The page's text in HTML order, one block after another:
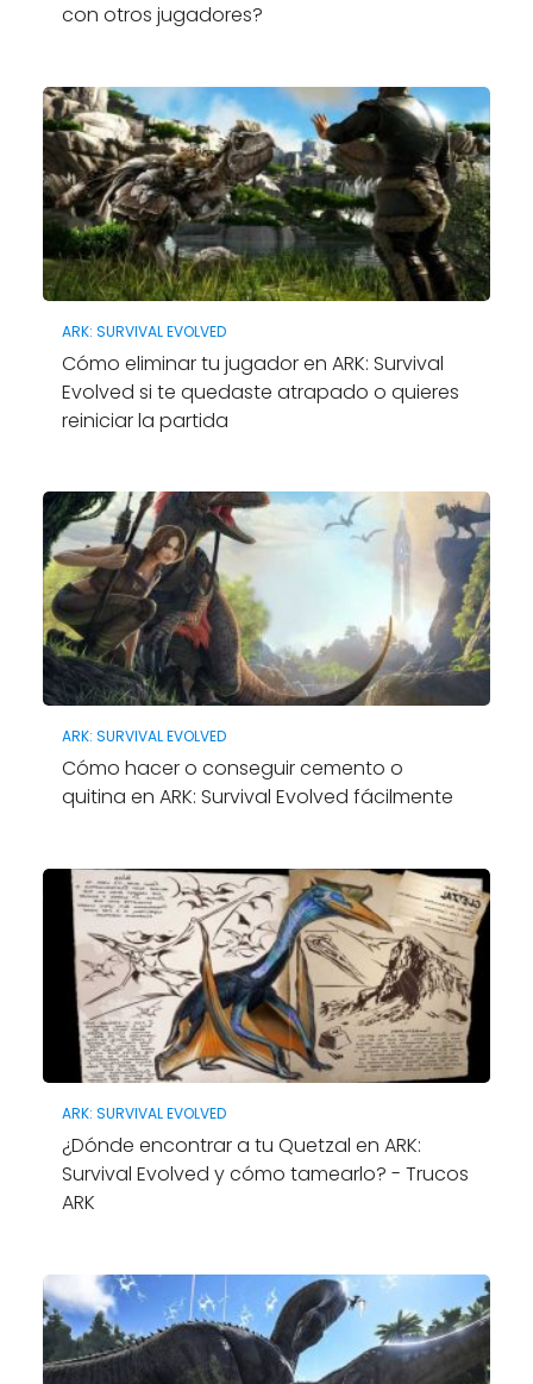
con otros jugadores?
ARK: SURVIVAL EVOLVED
Cómo eliminar tu jugador en ARK: Survival
Evolved si te quedaste atrapado o quieres
reiniciar la partida
ARK: SURVIVAL EVOLVED
Cómo hacer o conseguir cemento o
quitina en ARK: Survival Evolved fácilmente
ARK: SURVIVAL EVOLVED
¿Dónde encontrar a tu Quetzal en ARK:
Survival Evolved y cómo tamearlo? - Trucos
ARK